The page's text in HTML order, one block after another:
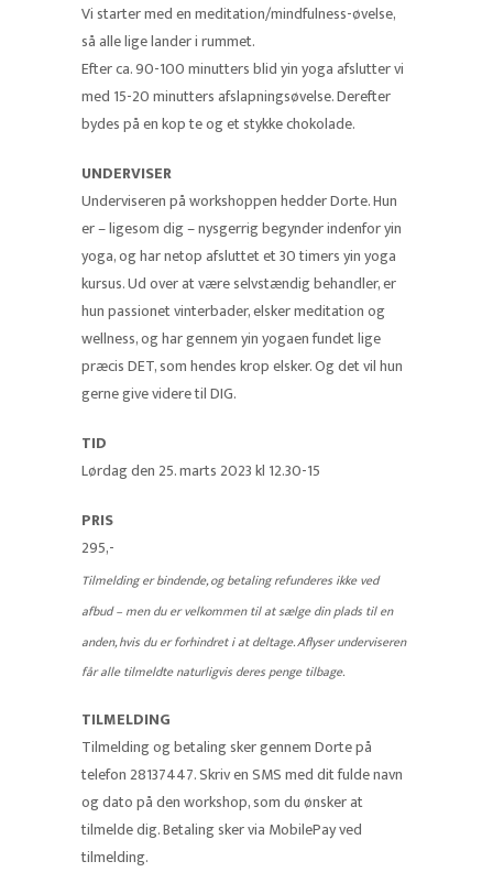
Vi starter med en meditation/mindfulness-øvelse,
så alle lige lander i rummet.
Efter ca. 90-100 minutters blid yin yoga afslutter vi
med 15-20 minutters afslapningsøvelse. Derefter
bydes på en kop te og et stykke chokolade.
UNDERVISER
Underviseren på workshoppen hedder Dorte. Hun
er – ligesom dig – nysgerrig begynder indenfor yin
yoga, og har netop afsluttet et 30 timers yin yoga
kursus. Ud over at være selvstændig behandler, er
hun passionet vinterbader, elsker meditation og
wellness, og har gennem yin yogaen fundet lige
præcis DET, som hendes krop elsker. Og det vil hun
gerne give videre til DIG.
TID
Lørdag den 25. marts 2023 kl 12.30-15
PRIS
295,-
Tilmelding er bindende, og betaling refunderes ikke ved
afbud – men du er velkommen til at sælge din plads til en
anden, hvis du er forhindret i at deltage. Aflyser underviseren
får alle tilmeldte naturligvis deres penge tilbage.
TILMELDING
Tilmelding og betaling sker gennem Dorte på
telefon 28137447. Skriv en SMS med dit fulde navn
og dato på den workshop, som du ønsker at
tilmelde dig. Betaling sker via MobilePay ved
tilmelding.